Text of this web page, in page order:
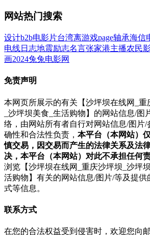
网站热门搜索
设计b2b电影片台湾离游戏page轴承海信
电线日志地震励志名言张家港主播农民
画2024兔兔电影网
免责声明
本网页所展示的有关【沙坪坝在线网_重
_沙坪坝美食_生活购物】的网站信息/图
络，由网站所有者自行对网站信息/图片
确性和合法性负责， 本平台（本网站）
慎交易，因交易而产生的法律关系及法
决，本平台（本网站）对此不承担任何
浏览【沙坪坝在线网_重庆沙坪坝_沙坪
活购物】有关的网站信息/图片/等及提
式等信息。
联系方式
在您的合法权益受到侵害时，欢迎您向